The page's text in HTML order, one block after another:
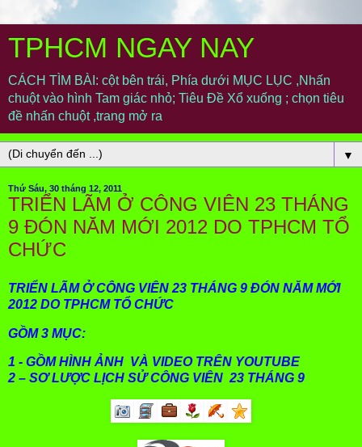
TPHCM NGAY NAY
CÁCH TÌM BÀI: cột bên trái, Phía dưới MỤC LỤC ,Nhấn
chuột vào hình Tam giác nhỏ; Tiêu Đề Xổ xuống ; chọn tiêu
đề nhấn chuột ,trang mở ra
▼
Thứ Sáu, 30 tháng 12, 2011
TRIỂN LÃM Ở CÔNG VIÊN 23 THÁNG
9 ĐÓN NĂM MỚI 2012 DO TPHCM TỔ
CHỨC
TRIỂN LÃM Ở CÔNG VIÊN 23 THÁNG 9 ĐÓN NĂM MỚI
2012 DO TPHCM TỔ CHỨC
GỒM 3 MỤC:
1 - GỒM HÌNH ẢNH VÀ VIDEO TRÊN YOUTUBE
2 – SƠ LƯỢC LỊCH SỬ CÔNG VIÊN 23 THÁNG 9